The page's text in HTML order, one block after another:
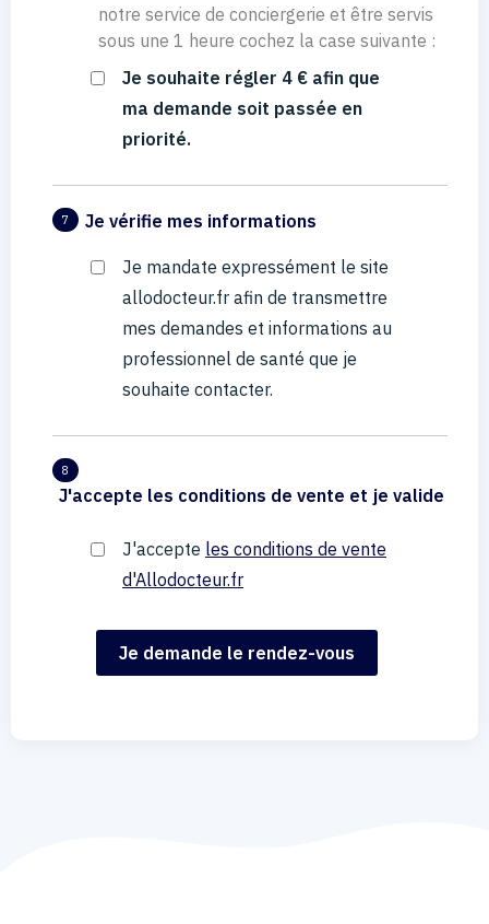
notre service de conciergerie et être servis
sous une 1 heure cochez la case suivante :
Je souhaite régler 4 € afin que
ma demande soit passée en
priorité.
7 Je vérifie mes informations
Je mandate expressément le site
allodocteur.fr afin de transmettre
mes demandes et informations au
professionnel de santé que je
souhaite contacter.
8
J'accepte les conditions de vente et je valide
J'accepte les conditions de vente
d'Allodocteur.fr